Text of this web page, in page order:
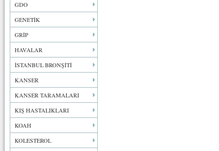
GDO
GENETİK
GRİP
HAVALAR
İSTANBUL BRONŞİTİ
KANSER
KANSER TARAMALARI
KIŞ HASTALIKLARI
KOAH
KOLESTEROL